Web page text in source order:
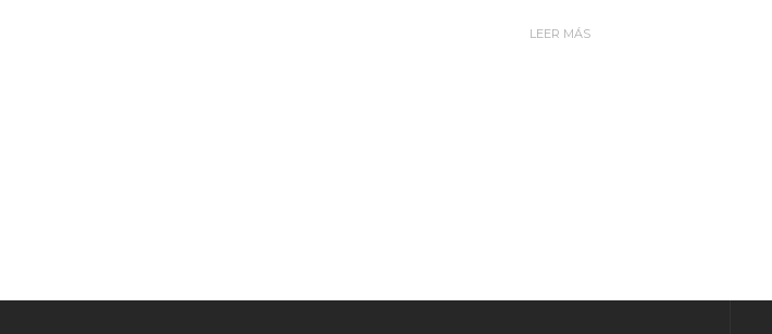
LEER MÁS